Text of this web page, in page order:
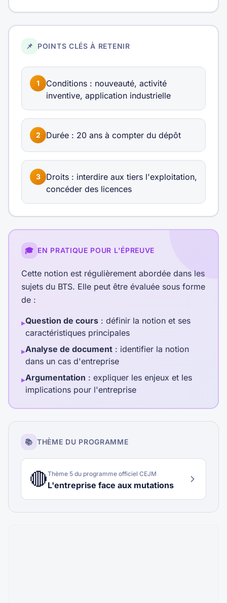
📌 POINTS CLÉS À RETENIR
1
Conditions : nouveauté, activité
inventive, application industrielle
2 Durée : 20 ans à compter du dépôt
3
Droits : interdire aux tiers l'exploitation,
concéder des licences
🎓 EN PRATIQUE POUR L'ÉPREUVE
Cette notion est régulièrement abordée dans les
sujets du BTS. Elle peut être évaluée sous forme
de :
▸Question de cours : définir la notion et ses
caractéristiques principales
▸Analyse de document : identifier la notion
dans un cas d'entreprise
▸Argumentation : expliquer les enjeux et les
implications pour l'entreprise
📚 THÈME DU PROGRAMME
🔴Thème 5 du programme officiel CEJM
L'entreprise face aux mutations